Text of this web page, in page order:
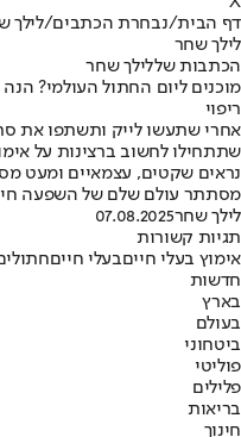
דף הבית/נבחרת הכתבים/לילך
לילך שחר
הכתבות שללילך שחר
מוכנים ליום החתול העולמי?
ריפוי
אחרי שתעשו לייק ותשתפו את
שתתחילו לחשוב ברצינות על
נראים שקטים, עצמאיים ומעט
מסתתר עולם שלם של השפעה
לילך שחר07.08.2025
תגיות קשורות
אימוץ בעלי חייםבעלי חיים
חדשות
בארץ
בעולם
ביטחוני
פוליטי
פלילים
בריאות
חינוך